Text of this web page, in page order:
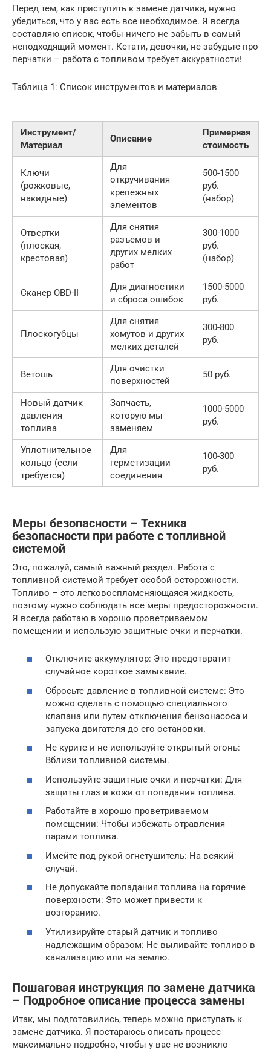
Перед тем, как приступить к замене датчика, нужно
убедиться, что у вас есть все необходимое. Я всегда
составляю список, чтобы ничего не забыть в самый
неподходящий момент. Кстати, девочки, не забудьте про
перчатки – работа с топливом требует аккуратности!
Таблица 1: Список инструментов и материалов
Инструмент/
Материал
Описание
Примерная
стоимость
Ключи
(рожковые,
накидные)
Для
откручивания
крепежных
элементов
500-1500
руб.
(набор)
Отвертки
(плоская,
крестовая)
Для снятия
разъемов и
других мелких
работ
300-1000
руб.
(набор)
Сканер OBD-II
Для диагностики
и сброса ошибок
1500-5000
руб.
Плоскогубцы
Для снятия
хомутов и других
мелких деталей
300-800
руб.
Ветошь
Для очистки
поверхностей
50 руб.
Новый датчик
давления
топлива
Запчасть,
которую мы
заменяем
1000-5000
руб.
Уплотнительное
кольцо (если
требуется)
Для
герметизации
соединения
100-300
руб.
Меры безопасности – Техника
безопасности при работе с топливной
системой
Это, пожалуй, самый важный раздел. Работа с
топливной системой требует особой осторожности.
Топливо – это легковоспламеняющаяся жидкость,
поэтому нужно соблюдать все меры предосторожности.
Я всегда работаю в хорошо проветриваемом
помещении и использую защитные очки и перчатки.
Отключите аккумулятор: Это предотвратит
случайное короткое замыкание.
Сбросьте давление в топливной системе: Это
можно сделать с помощью специального
клапана или путем отключения бензонасоса и
запуска двигателя до его остановки.
Не курите и не используйте открытый огонь:
Вблизи топливной системы.
Используйте защитные очки и перчатки: Для
защиты глаз и кожи от попадания топлива.
Работайте в хорошо проветриваемом
помещении: Чтобы избежать отравления
парами топлива.
Имейте под рукой огнетушитель: На всякий
случай.
Не допускайте попадания топлива на горячие
поверхности: Это может привести к
возгоранию.
Утилизируйте старый датчик и топливо
надлежащим образом: Не выливайте топливо в
канализацию или на землю.
Пошаговая инструкция по замене датчика
– Подробное описание процесса замены
Итак, мы подготовились, теперь можно приступать к
замене датчика. Я постараюсь описать процесс
максимально подробно, чтобы у вас не возникло